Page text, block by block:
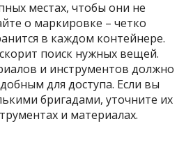
местах, чтобы они не
о маркировке – четко
в каждом контейнере.
поиск нужных вещей.
и инструментов должно
для доступа. Если вы
бригадами, уточните их
и материалах.